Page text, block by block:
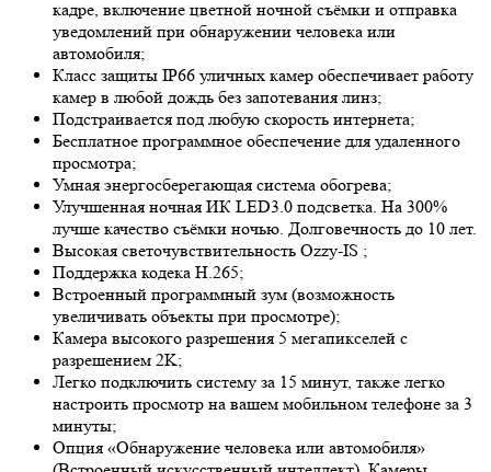
кадре, включение цветной ночной съёмки и отправка
уведомлений при обнаружении человека или
автомобиля;
Класс защиты IP66 уличных камер обеспечивает работу
камер в любой дождь без запотевания линз;
Подстраивается под любую скорость интернета;
Бесплатное программное обеспечение для удаленного
просмотра;
Умная энергосберегающая система обогрева;
Улучшенная ночная ИК LED3.0 подсветка. На 300%
лучше качество съёмки ночью. Долговечность до 10 лет.
Высокая светочувствительность Ozzy-IS ;
Поддержка кодека H.265;
Встроенный программный зум (возможность
увеличивать объекты при просмотре);
Камера высокого разрешения 5 мегапикселей с
разрешением 2K;
Легко подключить систему за 15 минут, также легко
настроить просмотр на вашем мобильном телефоне за 3
минуты;
Опция «Обнаружение человека или автомобиля»